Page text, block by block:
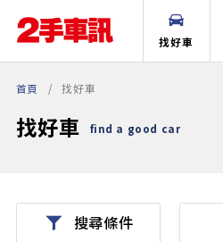
找好車
首頁 找好車
找好車 find a good car
搜尋條件